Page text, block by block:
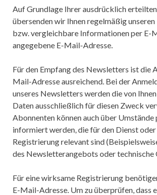
Auf Grundlage Ihrer ausdrücklich
übersenden wir Ihnen regelmäßig
bzw. vergleichbare Informationen per E-
angegebene E-Mail-Adresse.
Für den Empfang des Newsletters ist die
Mail-Adresse ausreichend. Bei der
unseres Newsletters werden die von
Daten ausschließlich für diesen Zweck
Abonnenten können auch über
informiert werden, die für den Dienst
Registrierung relevant sind
des Newsletterangebots oder technische
Für eine wirksame Registrierung
E-Mail-Adresse. Um zu überprüfen, dass